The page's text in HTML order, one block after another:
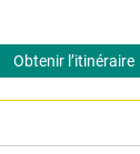
Obtenir l’itinéraire